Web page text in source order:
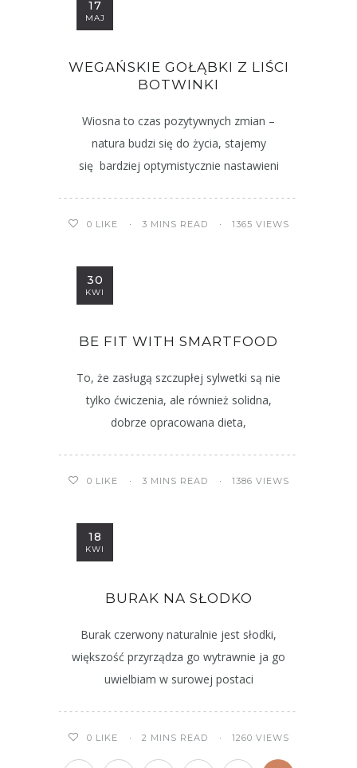
17
MAJ
WEGAŃSKIE GOŁĄBKI Z LIŚCI
BOTWINKI
Wiosna to czas pozytywnych zmian –
natura budzi się do życia, stajemy
się bardziej optymistycznie nastawieni
0 LIKE 3 MINS READ 1365 VIEWS
30
KWI
BE FIT WITH SMARTFOOD
To, że zasługą szczupłej sylwetki są nie
tylko ćwiczenia, ale również solidna,
dobrze opracowana dieta,
0 LIKE 3 MINS READ 1386 VIEWS
18
KWI
BURAK NA SŁODKO
Burak czerwony naturalnie jest słodki,
większość przyrządza go wytrawnie ja go
uwielbiam w surowej postaci
0 LIKE 2 MINS READ 1260 VIEWS